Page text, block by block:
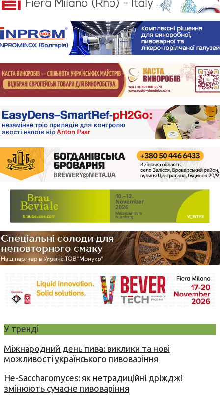
У тренді
Міжнародний день пива: виклики та нові
можливості українського пивоваріння
Не-Saccharomyces: як нетрадиційні дріжджі
змінюють сучасне пивоваріння